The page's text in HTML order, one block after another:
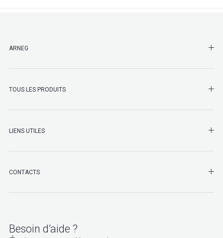
ARNEG
TOUS LES PRODUITS
LIENS UTILES
CONTACTS
Besoin d’aide ?